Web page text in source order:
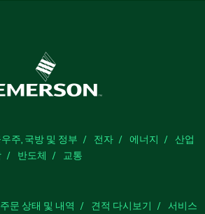
주, 국방 및 정부 전자 에너지
산업
반도체 교통
주문 상태 및 내역 견적 다시보기
서비스